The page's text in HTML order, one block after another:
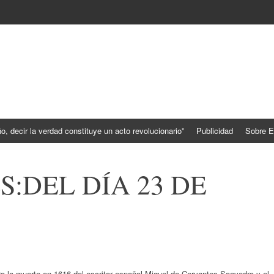
decir la verdad constituye un acto revolucionario” Publicidad Sobre
DÍA 23 DE